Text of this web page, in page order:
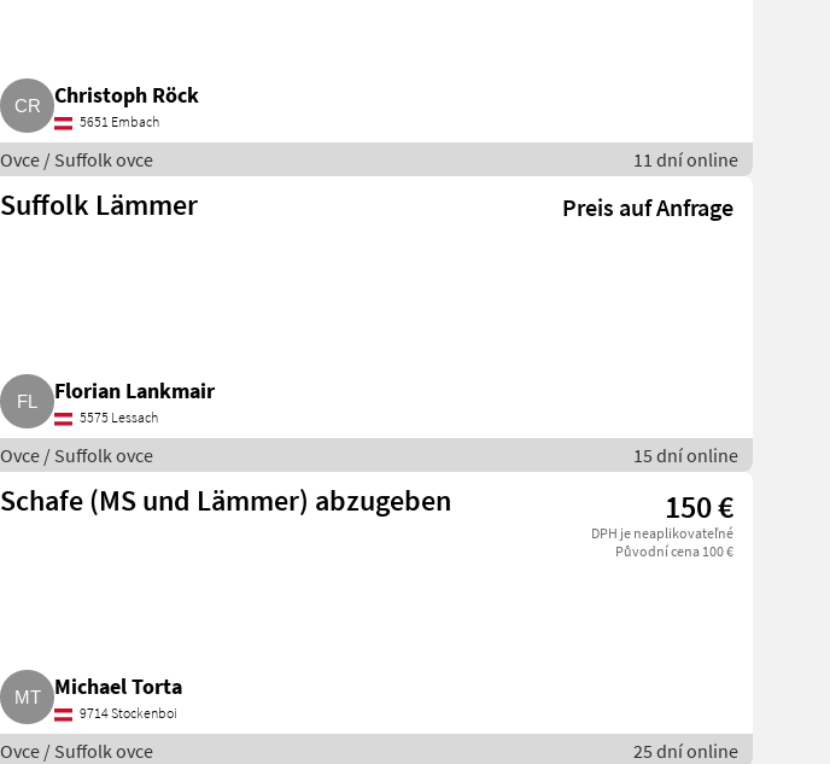
Christoph Röck
5651 Embach
Ovce / Suffolk ovce 11 dní online
Suffolk Lämmer Preis auf Anfrage
Florian Lankmair
5575 Lessach
Ovce / Suffolk ovce 15 dní online
Schafe (MS und Lämmer) abzugeben 150 €
DPH je neaplikovateľné
Původní cena 100 €
Michael Torta
9714 Stockenboi
Ovce / Suffolk ovce 25 dní online